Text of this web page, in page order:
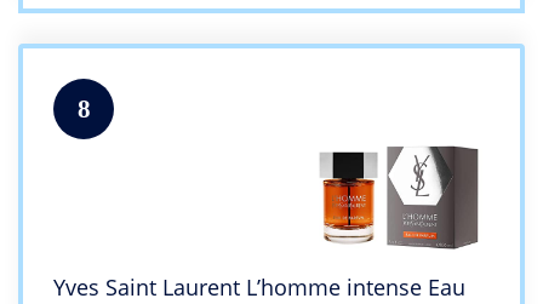
8
Yves Saint Laurent L’homme intense Eau